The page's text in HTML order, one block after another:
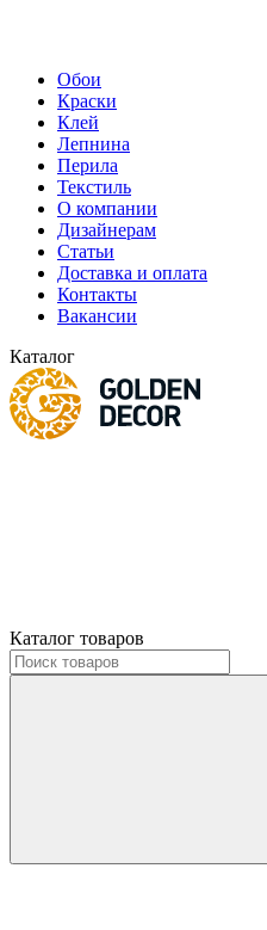
Обои
Краски
Клей
Лепнина
Перила
Текстиль
О компании
Дизайнерам
Статьи
Доставка и оплата
Контакты
Вакансии
Каталог
Каталог товаров